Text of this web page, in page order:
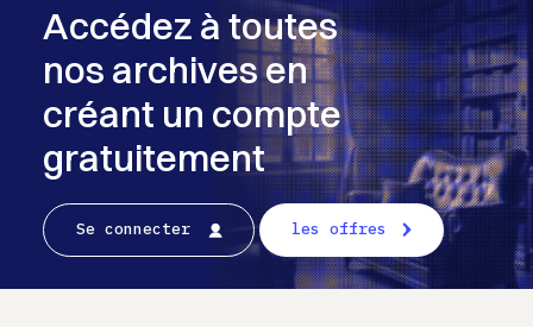
Accédez à toutes
nos archives en
créant un compte
gratuitement
Se connecter les offres